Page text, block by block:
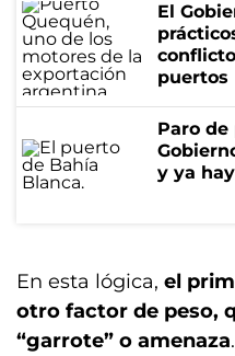
El
puertos
Paro de
y ya
En esta lógica, el
otro factor de peso,
“garrote” o amenaza